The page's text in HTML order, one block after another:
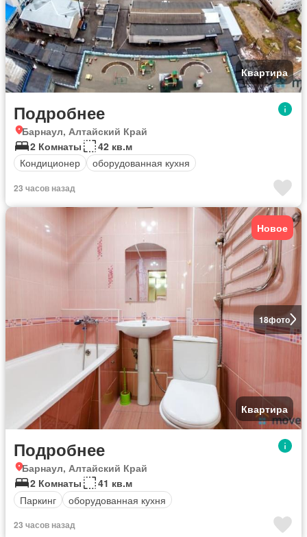
Квартира
Подробнее
Барнаул, Алтайский Край
2 Комнаты
42 кв.м
Кондиционер
оборудованная кухня
23 часов назад
18фото
Новое
Квартира
Подробнее
Барнаул, Алтайский Край
2 Комнаты
41 кв.м
Паркинг
оборудованная кухня
23 часов назад